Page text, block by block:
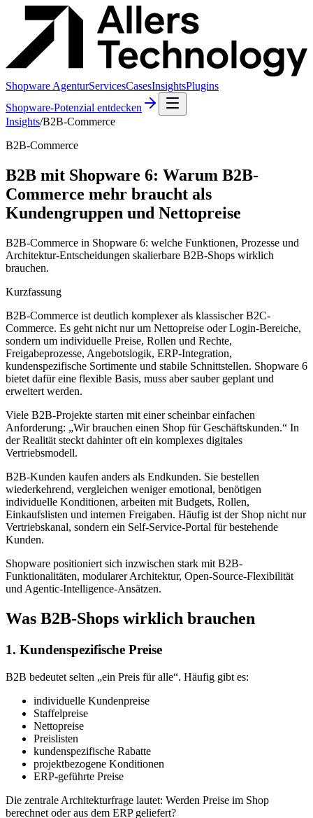
Shopware AgenturServicesCasesInsightsPlugins
Shopware-Potenzial entdecken
Insights/B2B-Commerce
B2B-Commerce
B2B mit Shopware 6: Warum B2B-
Commerce mehr braucht als
Kundengruppen und Nettopreise
B2B-Commerce in Shopware 6: welche Funktionen, Prozesse und
Architektur-Entscheidungen skalierbare B2B-Shops wirklich
brauchen.
Kurzfassung
B2B-Commerce ist deutlich komplexer als klassischer B2C-
Commerce. Es geht nicht nur um Nettopreise oder Login-Bereiche,
sondern um individuelle Preise, Rollen und Rechte,
Freigabeprozesse, Angebotslogik, ERP-Integration,
kundenspezifische Sortimente und stabile Schnittstellen. Shopware 6
bietet dafür eine flexible Basis, muss aber sauber geplant und
erweitert werden.
Viele B2B-Projekte starten mit einer scheinbar einfachen
Anforderung: „Wir brauchen einen Shop für Geschäftskunden.“ In
der Realität steckt dahinter oft ein komplexes digitales
Vertriebsmodell.
B2B-Kunden kaufen anders als Endkunden. Sie bestellen
wiederkehrend, vergleichen weniger emotional, benötigen
individuelle Konditionen, arbeiten mit Budgets, Rollen,
Einkaufslisten und internen Freigaben. Häufig ist der Shop nicht nur
Vertriebskanal, sondern ein Self-Service-Portal für bestehende
Kunden.
Shopware positioniert sich inzwischen stark mit B2B-
Funktionalitäten, modularer Architektur, Open-Source-Flexibilität
und Agentic-Intelligence-Ansätzen.
Was B2B-Shops wirklich brauchen
1. Kundenspezifische Preise
B2B bedeutet selten „ein Preis für alle“. Häufig gibt es:
individuelle Kundenpreise
Staffelpreise
Nettopreise
Preislisten
kundenspezifische Rabatte
projektbezogene Konditionen
ERP-geführte Preise
Die zentrale Architekturfrage lautet: Werden Preise im Shop
berechnet oder aus dem ERP geliefert?